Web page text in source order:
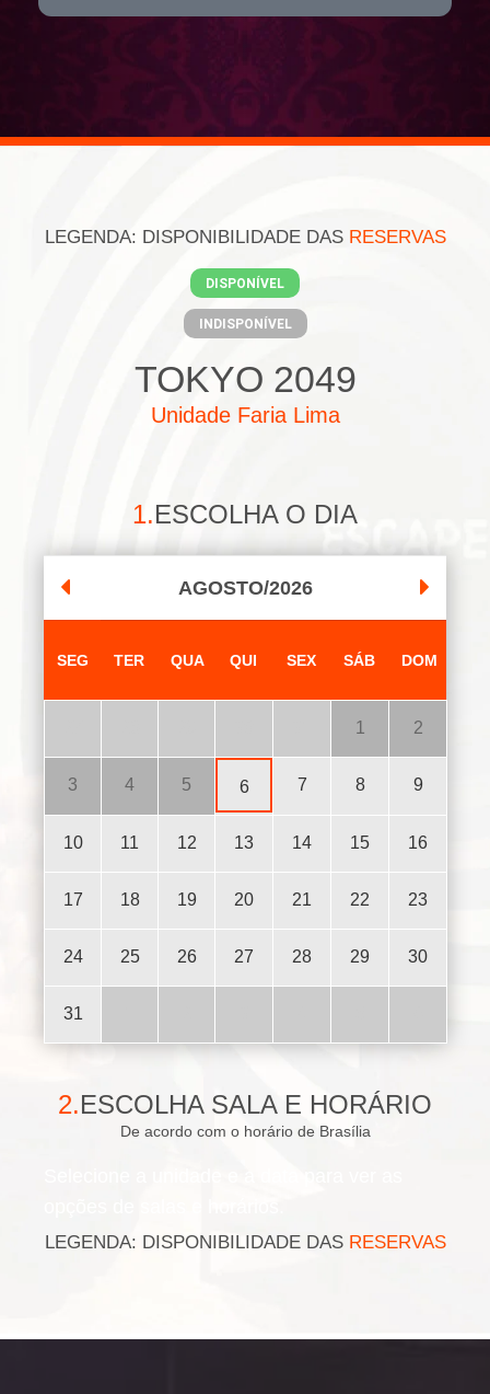
LEGENDA: DISPONIBILIDADE DAS RESERVAS
DISPONÍVEL
INDISPONÍVEL
TOKYO 2049
Unidade Faria Lima
1.ESCOLHA O DIA
AGOSTO/2026
SEG TER QUA QUI SEX SÁB DOM
1 2
3 4 5 6 7 8 9
10 11 12 13 14 15 16
17 18 19 20 21 22 23
24 25 26 27 28 29 30
31
2.ESCOLHA SALA E HORÁRIO
De acordo com o horário de Brasília
LEGENDA: DISPONIBILIDADE DAS RESERVAS